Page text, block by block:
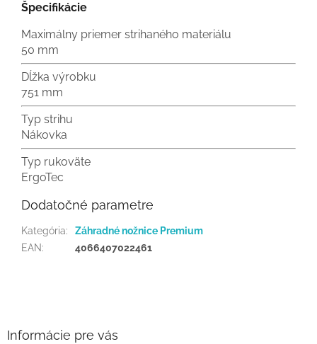
Špecifikácie
Maximálny priemer strihaného materiálu
50 mm
Dĺžka výrobku
751 mm
Typ strihu
Nákovka
Typ rukoväte
ErgoTec
Dodatočné parametre
Kategória:
Záhradné nožnice Premium
EAN: 4066407022461
Informácie pre vás